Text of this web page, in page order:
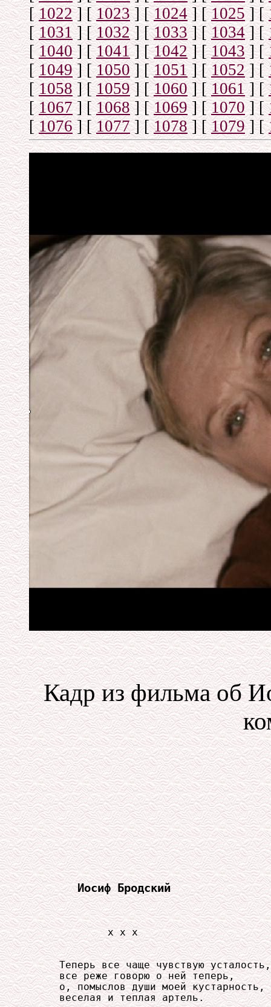
[1022] [1023] [1024] [1025] [
[1031] [1032] [1033] [1034] [
[1040] [1041] [1042] [1043] [
[1049] [1050] [1051] [1052] [
[1058] [1059] [1060] [1061] [
[1067] [1068] [1069] [1070] [
[1076] [1077] [1078] [1079] [
Кадр из фильма об
Иосиф Бродский
             x x x
     Теперь все чаще чувствую усталость,
     все реже говорю о ней теперь,
     о, помыслов души моей кустарность,
     веселая и теплая артель.